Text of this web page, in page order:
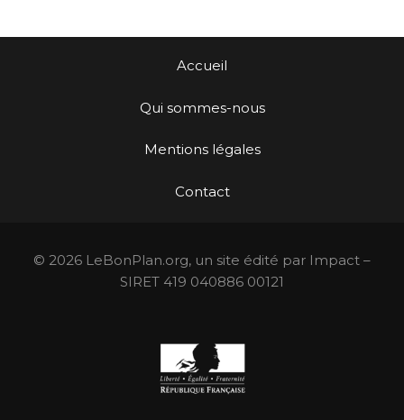
Accueil
Qui sommes-nous
Mentions légales
Contact
© 2026 LeBonPlan.org, un site édité par Impact –
SIRET 419 040886 00121